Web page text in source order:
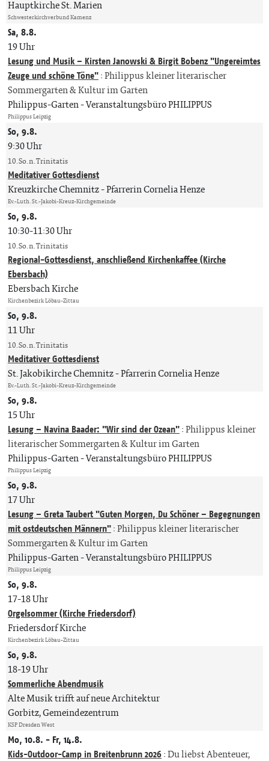
Hauptkirche St. Marien
Schwesterkirchverbund Kamenz
Sa, 8.8.
19 Uhr
Lesung und Musik – Kirsten Janowski & Birgit Bobenz "Ungereimtes
Zeuge und schöne Töne":Philippus kleiner literarischer
Sommergarten & Kultur im Garten
Philippus-Garten Veranstaltungsbüro PHILIPPUS
Philippus Leipzig
So, 9.8.
9:30 Uhr
10. So. n. Trinitatis
Meditativer Gottesdienst
Kreuzkirche Chemnitz Pfarrerin Cornelia Henze
Ev.-Luth. St.-Jakobi-Kreuz-Kirchgemeinde
So, 9.8.
10:30-11:30 Uhr
10. So. n. Trinitatis
Regional-Gottesdienst, anschließend Kirchenkaffee (Kirche
Ebersbach)
Ebersbach Kirche
Kirchenbezirk Löbau-Zittau
So, 9.8.
11 Uhr
10. So. n. Trinitatis
Meditativer Gottesdienst
St. Jakobikirche Chemnitz Pfarrerin Cornelia Henze
Ev.-Luth. St.-Jakobi-Kreuz-Kirchgemeinde
So, 9.8.
15 Uhr
Lesung – Navina Baader: "Wir sind der Ozean":Philippus kleiner
literarischer Sommergarten & Kultur im Garten
Philippus-Garten Veranstaltungsbüro PHILIPPUS
Philippus Leipzig
So, 9.8.
17 Uhr
Lesung – Greta Taubert "Guten Morgen, Du Schöner – Begegnungen
mit ostdeutschen Männern":Philippus kleiner literarischer
Sommergarten & Kultur im Garten
Philippus-Garten Veranstaltungsbüro PHILIPPUS
Philippus Leipzig
So, 9.8.
17-18 Uhr
Orgelsommer (Kirche Friedersdorf)
Friedersdorf Kirche
Kirchenbezirk Löbau-Zittau
So, 9.8.
18-19 Uhr
Sommerliche Abendmusik
Alte Musik trifft auf neue Architektur
Gorbitz, Gemeindezentrum
KSP Dresden West
Mo, 10.8. - Fr, 14.8.
Kids-Outdoor-Camp in Breitenbrunn 2026:Du liebst Abenteuer,